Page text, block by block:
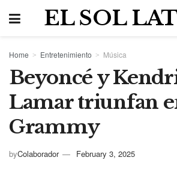
EL SOL
Home Entretenimiento Música
Beyoncé y
Lamar triunfan
Grammy
byColaborador February 3, 2025